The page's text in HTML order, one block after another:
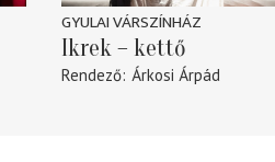
GYULAI VÁRSZÍNHÁZ
Ikrek – kettő
Rendező Árkosi Árpád